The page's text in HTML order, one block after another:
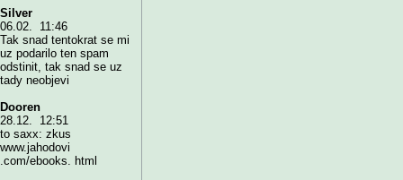
Silver
06.02. 11:46
Tak snad tentokrat se mi
uz podarilo ten spam
odstinit, tak snad se uz
tady neobjevi
Dooren
28.12. 12:51
to saxx: zkus
www.jahodovi
.com/ebooks. html